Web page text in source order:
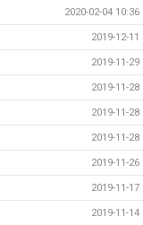
2020-02-04 10:36
2019-12-11
2019-11-29
2019-11-28
2019-11-28
2019-11-28
2019-11-26
2019-11-17
2019-11-14